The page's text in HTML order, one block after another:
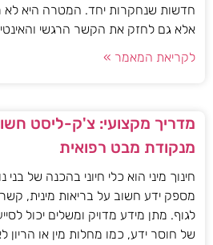
חדשות שנחקרות יחד. המטרה היא לא
אלא גם לחזק את הקשר הרגשי
לקריאת המאמר »
מדריך מקצועי: צ'ק-ליסט
מנקודת מבט רפואית
חינוך מיני הוא כלי חיוני בהכנה של
מספק ידע חשוב על בריאות מינית,
לגוף. מתן מידע מדויק ומשלים יכול
של חוסר ידע, כמו מחלות מין או הריון